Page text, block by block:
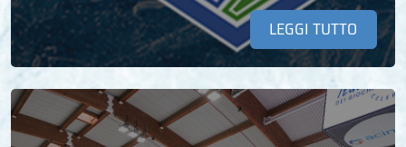
LEGGI TUTTO